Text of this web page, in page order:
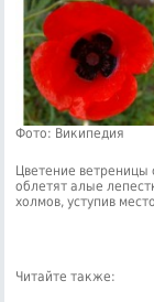
Фото: Википедия
Цветение ветреницы
облетят алые
холмов, уступив
Читайте также: